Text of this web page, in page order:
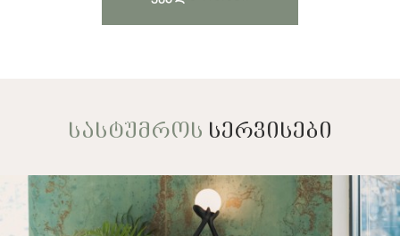
ᲡᲐᲡᲢᲣᲛᲠᲝᲡ ᲡᲔᲠᲕᲘᲡᲔᲑᲘ